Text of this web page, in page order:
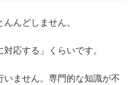
んどしません。
応する」くらいです。
ません。専門的な知識が不